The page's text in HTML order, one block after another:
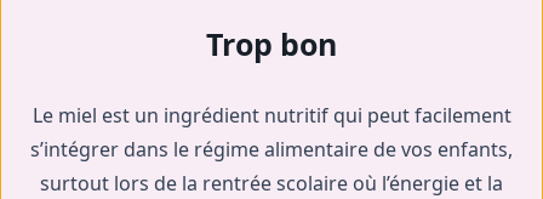
Trop bon
Le miel est un ingrédient nutritif qui peut facilement
s’intégrer dans le régime alimentaire de vos enfants,
surtout lors de la rentrée scolaire où l’énergie et la